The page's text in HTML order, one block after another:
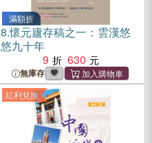
滿額折
8.懷元廬存稿之一：雲漢悠
悠九十年
9
630
無庫存
紅利兌換